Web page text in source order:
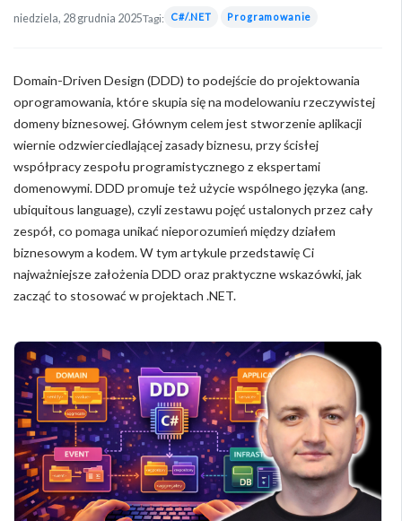
niedziela, 28 grudnia 2025Tagi: C#/.NET Programowanie
Domain-Driven Design (DDD) to podejście do projektowania
oprogramowania, które skupia się na modelowaniu rzeczywistej
domeny biznesowej. Głównym celem jest stworzenie aplikacji
wiernie odzwierciedlającej zasady biznesu, przy ścisłej
współpracy zespołu programistycznego z ekspertami
domenowymi. DDD promuje też użycie wspólnego języka (ang.
ubiquitous language), czyli zestawu pojęć ustalonych przez cały
zespół, co pomaga unikać nieporozumień między działem
biznesowym a kodem. W tym artykule przedstawię Ci
najważniejsze założenia DDD oraz praktyczne wskazówki, jak
zacząć to stosować w projektach .NET.